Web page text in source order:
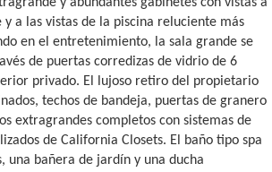
y a las vistas de la piscina reluciente más
en el entretenimiento, la sala grande se
de puertas corredizas de vidrio de 6
privado. El lujoso retiro del propietario
techos de bandeja, puertas de granero
extragrandes completos con sistemas de
de California Closets. El baño tipo spa
una bañera de jardín y una ducha